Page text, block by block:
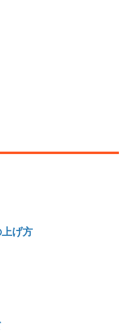
げ方